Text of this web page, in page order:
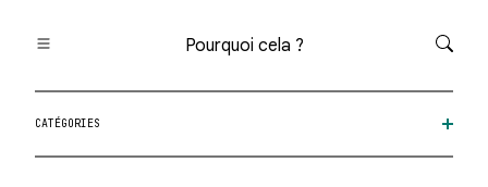
Pourquoi cela ?
Toutes les questions
Catégories
CATÉGORIES